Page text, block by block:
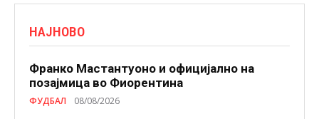
НАЈНОВО
Франко Мастантуоно и официјално на
позајмица во Фиорентина
ФУДБАЛ 08/08/2026